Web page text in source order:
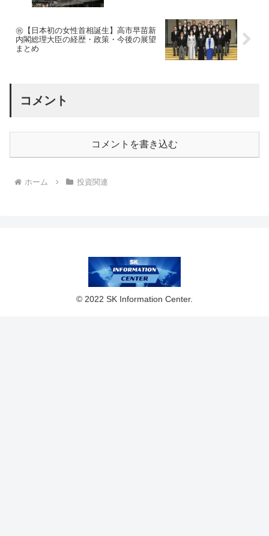
㊗【日本初の女性首相誕生】高市早苗新
内閣総理大臣の経歴・政策・今後の展望
まとめ
コメント
コメントを書き込む
ホーム 投資関連
© 2022 SK Information Center.